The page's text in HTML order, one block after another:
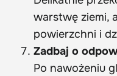
warstwę ziemi,
powierzchni i
Zadbaj o
Po nawożeniu